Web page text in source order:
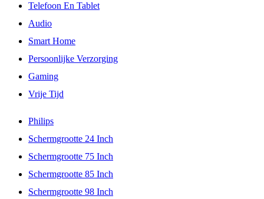
Telefoon En Tablet
Audio
Smart Home
Persoonlijke Verzorging
Gaming
Vrije Tijd
Philips
Schermgrootte 24 Inch
Schermgrootte 75 Inch
Schermgrootte 85 Inch
Schermgrootte 98 Inch